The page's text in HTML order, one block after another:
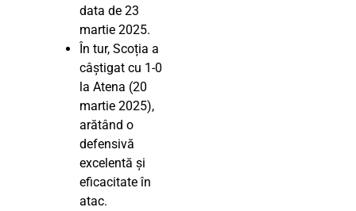
data de 23
martie 2025.
În tur, Scoția a
câștigat cu 1-0
la Atena (20
martie 2025),
arătând o
defensivă
excelentă și
eficacitate în
atac.